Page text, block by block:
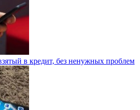
в кредит, без ненужных проблем